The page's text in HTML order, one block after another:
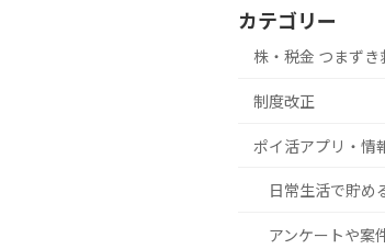
カテゴリー
株・税金 つまずき
制度改正
ポイ活アプリ・情
日常生活で貯め
アンケートや案